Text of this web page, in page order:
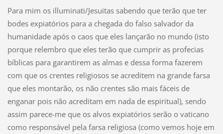
Para mim os illuminati/Jesuitas sabendo que terão que ter
bodes expiatórios para a chegada do falso salvador da
humanidade após o caos que eles lançarão no mundo (isto
porque relembro que eles terão que cumprir as profecias
bíblicas para garantirem as almas e dessa forma fazerem
com que os crentes religiosos se acreditem na grande farsa
que eles montarão, os não crentes são mais fáceis de
enganar pois não acreditam em nada de espiritual), sendo
assim parece-me que os alvos expiatórios serão o vaticano
como responsável pela farsa religiosa (como vemos hoje em